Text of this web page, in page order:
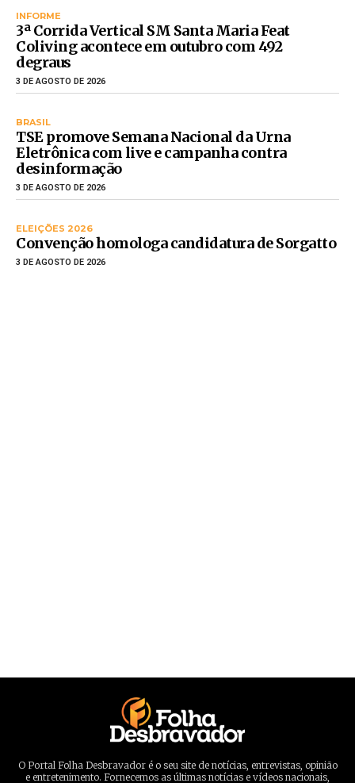
INFORME
3ª Corrida Vertical SM Santa Maria Feat
Coliving acontece em outubro com 492
degraus
3 DE AGOSTO DE 2026
BRASIL
TSE promove Semana Nacional da Urna
Eletrônica com live e campanha contra
desinformação
3 DE AGOSTO DE 2026
ELEIÇÕES 2026
Convenção homologa candidatura de Sorgatto
3 DE AGOSTO DE 2026
O Portal Folha Desbravador é o seu site de notícias, entrevistas, opinião
e entretenimento. Fornecemos as últimas notícias e vídeos nacionais,